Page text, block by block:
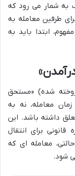
به شمار می رود که
طرفین معامله به
ابتدا باید به
شده) «مستحق
معامله، نه به
داشته باشد. این
برای انتقال
معامله ای که
شود.